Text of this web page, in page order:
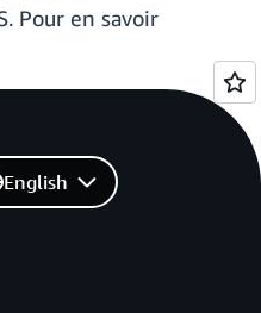
Pour en savoir
English